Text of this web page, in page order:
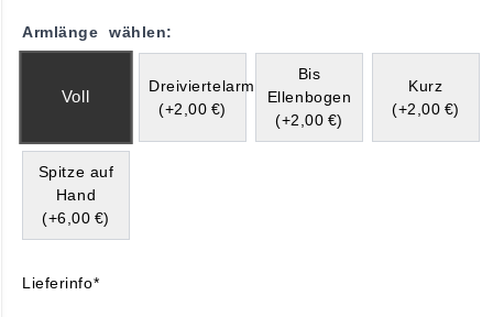
Armlänge wählen:
Voll
Dreiviertelarm
(+2,00 €)
Bis
Ellenbogen
(+2,00 €)
Kurz
(+2,00 €)
Spitze auf
Hand
(+6,00 €)
Lieferinfo*